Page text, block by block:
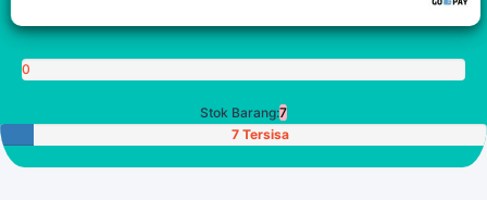
0
Stok Barang:7
7 Tersisa